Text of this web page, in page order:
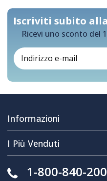
Iscriviti subito
Ricevi uno sconto del
Informazioni
I Più Venduti
1-800-840-